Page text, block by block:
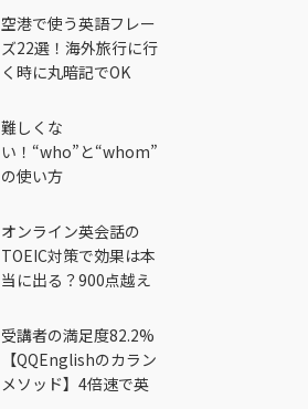
空港で使う英語フレー
ズ22選！海外旅行に行
く時に丸暗記でOK
難しくな
い！“who”と“whom”
の使い方
オンライン英会話の
TOEIC対策で効果は本
当に出る？900点越え
受講者の満足度82.2%
【QQEnglishのカラン
メソッド】4倍速で英